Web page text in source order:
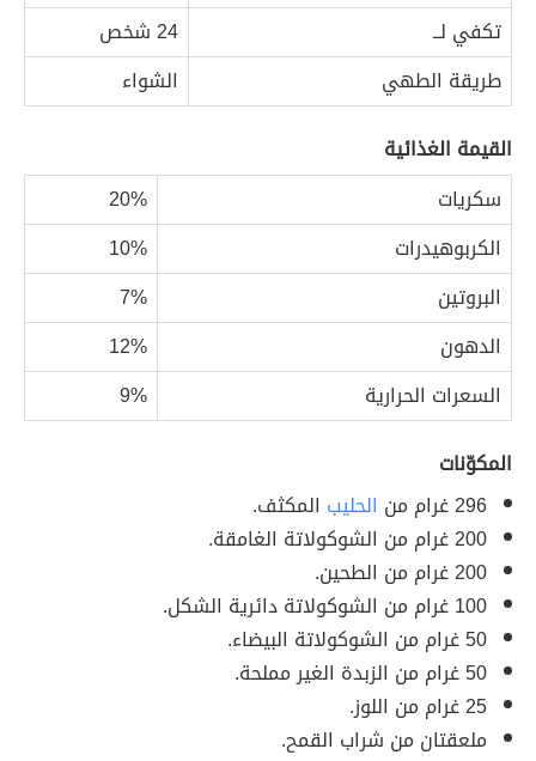
تكفي لــ
24 شخص
طريقة الطهي
الشواء
القيمة الغذائية
سكريات
20%
الكربوهيدرات
10%
البروتين
7%
الدهون
12%
السعرات الحرارية
9%
المكوّنات
296 غرام من
الحليب المكثف.
200 غرام من الشوكولاتة الغامقة.
200 غرام من الطحين.
100 غرام من الشوكولاتة دائرية الشكل.
50 غرام من الشوكولاتة البيضاء.
50 غرام من الزبدة الغير مملحة.
25 غرام من اللوز.
ملعقتان من شراب القمح.